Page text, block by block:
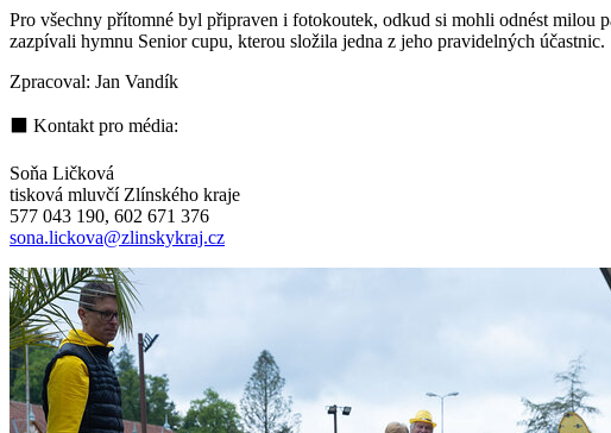
Pro všechny přítomné byl připraven i fotokoutek, odkud si mohli odnést milou
zazpívali hymnu Senior cupu, kterou složila jedna z jeho pravidelných účastnic.
Zpracoval: Jan Vandík
⬛ Kontakt pro média:
Soňa Ličková
tisková mluvčí Zlínského kraje
577 043 190, 602 671 376
sona.lickova@zlinskykraj.cz